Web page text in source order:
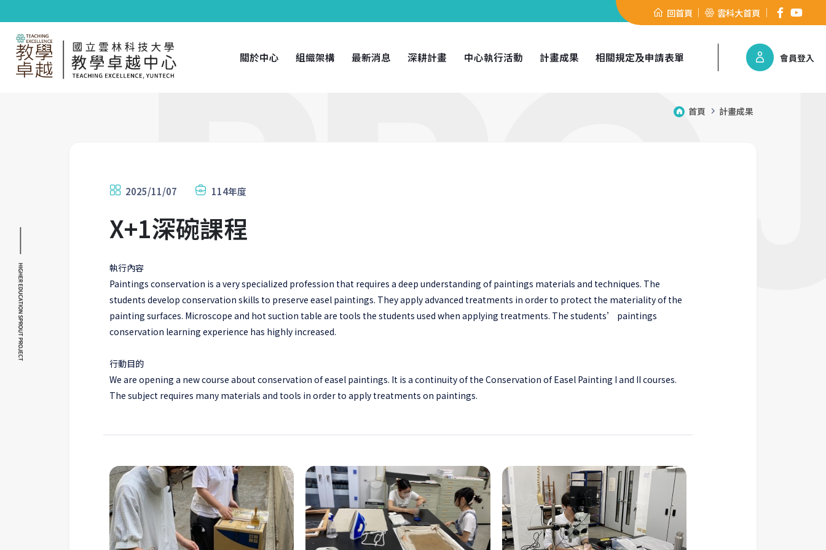
回首頁 雲科大首頁
關於中心 組織架構 最新消息 深耕計畫 中心執行活動 計畫成果 相關規定及申請表單 會員登入
首頁 計畫成果
2025/11/07 114年度
X+1深碗課程
執行內容
Paintings conservation is a very specialized profession that requires a deep understanding of paintings materials and techniques. The
students develop conservation skills to preserve easel paintings. They apply advanced treatments in order to protect the materiality of the
painting surfaces. Microscope and hot suction table are tools the students used when applying treatments. The students’ paintings
conservation learning experience has highly increased.
行動目的
We are opening a new course about conservation of easel paintings. It is a continuity of the Conservation of Easel Painting I and II courses.
The subject requires many materials and tools in order to apply treatments on paintings.